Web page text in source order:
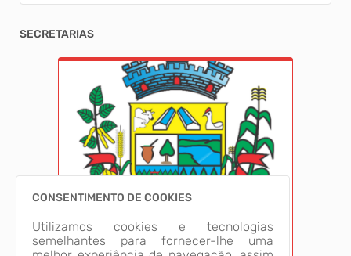
SECRETARIAS
CONSENTIMENTO DE COOKIES
Utilizamos cookies e tecnologias
semelhantes para fornecer-lhe uma